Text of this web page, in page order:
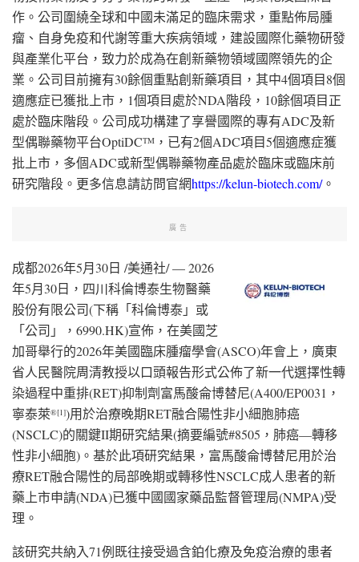
作。公司圍繞全球和中國未滿足的臨床需求，重點佈局腫
瘤、自身免疫和代謝等重大疾病領域，建設國際化藥物研發
與產業化平台，致力於成為在創新藥物領域國際領先的企
業。公司目前擁有30餘個重點創新藥項目，其中4個項目8個
適應症已獲批上市，1個項目處於NDA階段，10餘個項目正
處於臨床階段。公司成功構建了享譽國際的專有ADC及新
型偶聯藥物平台OptiDCTM ，已有2個ADC項目5個適應症獲
批上市，多個ADC或新型偶聯藥物產品處於臨床或臨床前
研究階段。更多信息請訪問官網https://kelun-biotech.com/。
廣告
成都2026年5月30日 /美通社/ — 2026
年5月30日，四川科倫博泰生物醫藥
股份有限公司(下稱「科倫博泰」或
「公司」，6990.HK)宣佈，在美國芝
加哥舉行的2026年美國臨床腫瘤學會(ASCO)年會上，廣東
省人民醫院周清教授以口頭報告形式公佈了新一代選擇性轉
染過程中重排(RET)抑制劑富馬酸侖博替尼(A400/EP0031，
寧泰萊®[1])用於治療晚期RET融合陽性非小細胞肺癌
(NSCLC)的關鍵II期研究結果(摘要編號#8505，肺癌—轉移
性非小細胞)。基於此項研究結果，富馬酸侖博替尼用於治
療RET融合陽性的局部晚期或轉移性NSCLC成人患者的新
藥上市申請(NDA)已獲中國國家藥品監督管理局(NMPA)受
理。
該研究共納入71例既往接受過含鉑化療及免疫治療的患者